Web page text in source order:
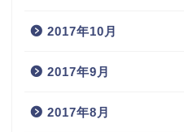
2017年10月
2017年9月
2017年8月